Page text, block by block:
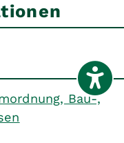
Bau-,